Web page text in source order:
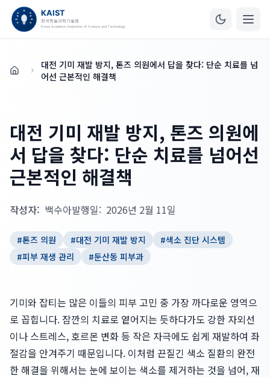
홈
대전 기미 재발 방지, 톤즈 의원에서 답을 찾다: 단순 치료를 넘
어선 근본적인 해결책
대전 기미 재발 방지, 톤즈 의원에
서 답을 찾다: 단순 치료를 넘어선
근본적인 해결책
작성자: 백수아발행일: 2026년 2월 11일
#톤즈 의원 #대전 기미 재발 방지 #색소 진단 시스템
#피부 재생 관리 #둔산동 피부과
기미와 잡티는 많은 이들의 피부 고민 중 가장 까다로운 영역으
로 꼽힙니다. 잠깐의 치료로 옅어지는 듯하다가도 강한 자외선
이나 스트레스, 호르몬 변화 등 작은 자극에도 쉽게 재발하여 좌
절감을 안겨주기 때문입니다. 이처럼 끈질긴 색소 질환의 완전
한 해결을 위해서는 눈에 보이는 색소를 제거하는 것을 넘어, 재